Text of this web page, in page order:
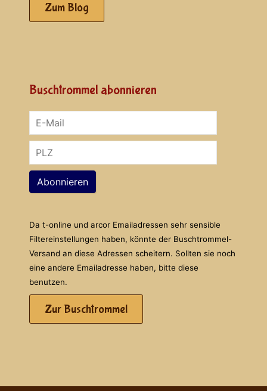
Zum Blog
Buschtrommel abonnieren
Abonnieren
Da t-online und arcor Emailadressen sehr sensible
Filtereinstellungen haben, könnte der Buschtrommel-
Versand an diese Adressen scheitern. Sollten sie noch
eine andere Emailadresse haben, bitte diese
benutzen.
Zur Buschtrommel